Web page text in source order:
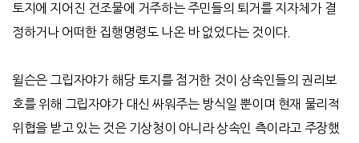
토지에 지어진 건조물에 거주하는 주민들의 퇴거를 지자체가 결
정하거나 어떠한 집행명령도 나온 바 없었다는 것이다.
윌슨은 그립자야가 해당 토지를 점거한 것이 상속인들의 권리보
호를 위해 그립자야가 대신 싸워주는 방식일 뿐이며 현재 물리적
위협을 받고 있는 것은 기상청이 아니라 상속인 측이라고 주장했